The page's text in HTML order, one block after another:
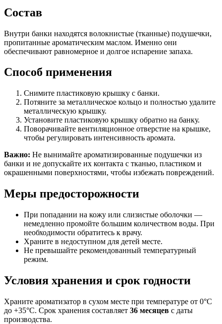
Состав
Внутри банки находятся волокнистые (тканные) подушечки,
пропитанные ароматическим маслом. Именно они
обеспечивают равномерное и долгое испарение запаха.
Способ применения
Снимите пластиковую крышку с банки.
Потяните за металлическое кольцо и полностью удалите
металлическую крышку.
Установите пластиковую крышку обратно на банку.
Поворачивайте вентиляционное отверстие на крышке,
чтобы регулировать интенсивность аромата.
Важно: Не вынимайте ароматизированные подушечки из
банки и не допускайте их контакта с тканью, пластиком и
окрашенными поверхностями, чтобы избежать повреждений.
Меры предосторожности
При попадании на кожу или слизистые оболочки —
немедленно промойте большим количеством воды. При
необходимости обратитесь к врачу.
Храните в недоступном для детей месте.
Не превышайте рекомендованный температурный
режим.
Условия хранения и срок годности
Храните ароматизатор в сухом месте при температуре от 0°C
до +35°C. Срок хранения составляет 36 месяцев с даты
производства.